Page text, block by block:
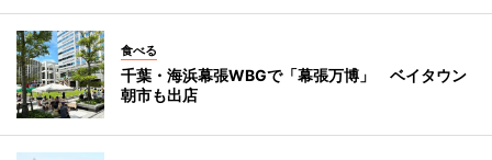
食べる
千葉・海浜幕張WBGで「幕張万博」 ベイタウン
朝市も出店